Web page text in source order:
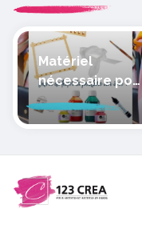
Matériel
nécessaire pour
peindre la soie